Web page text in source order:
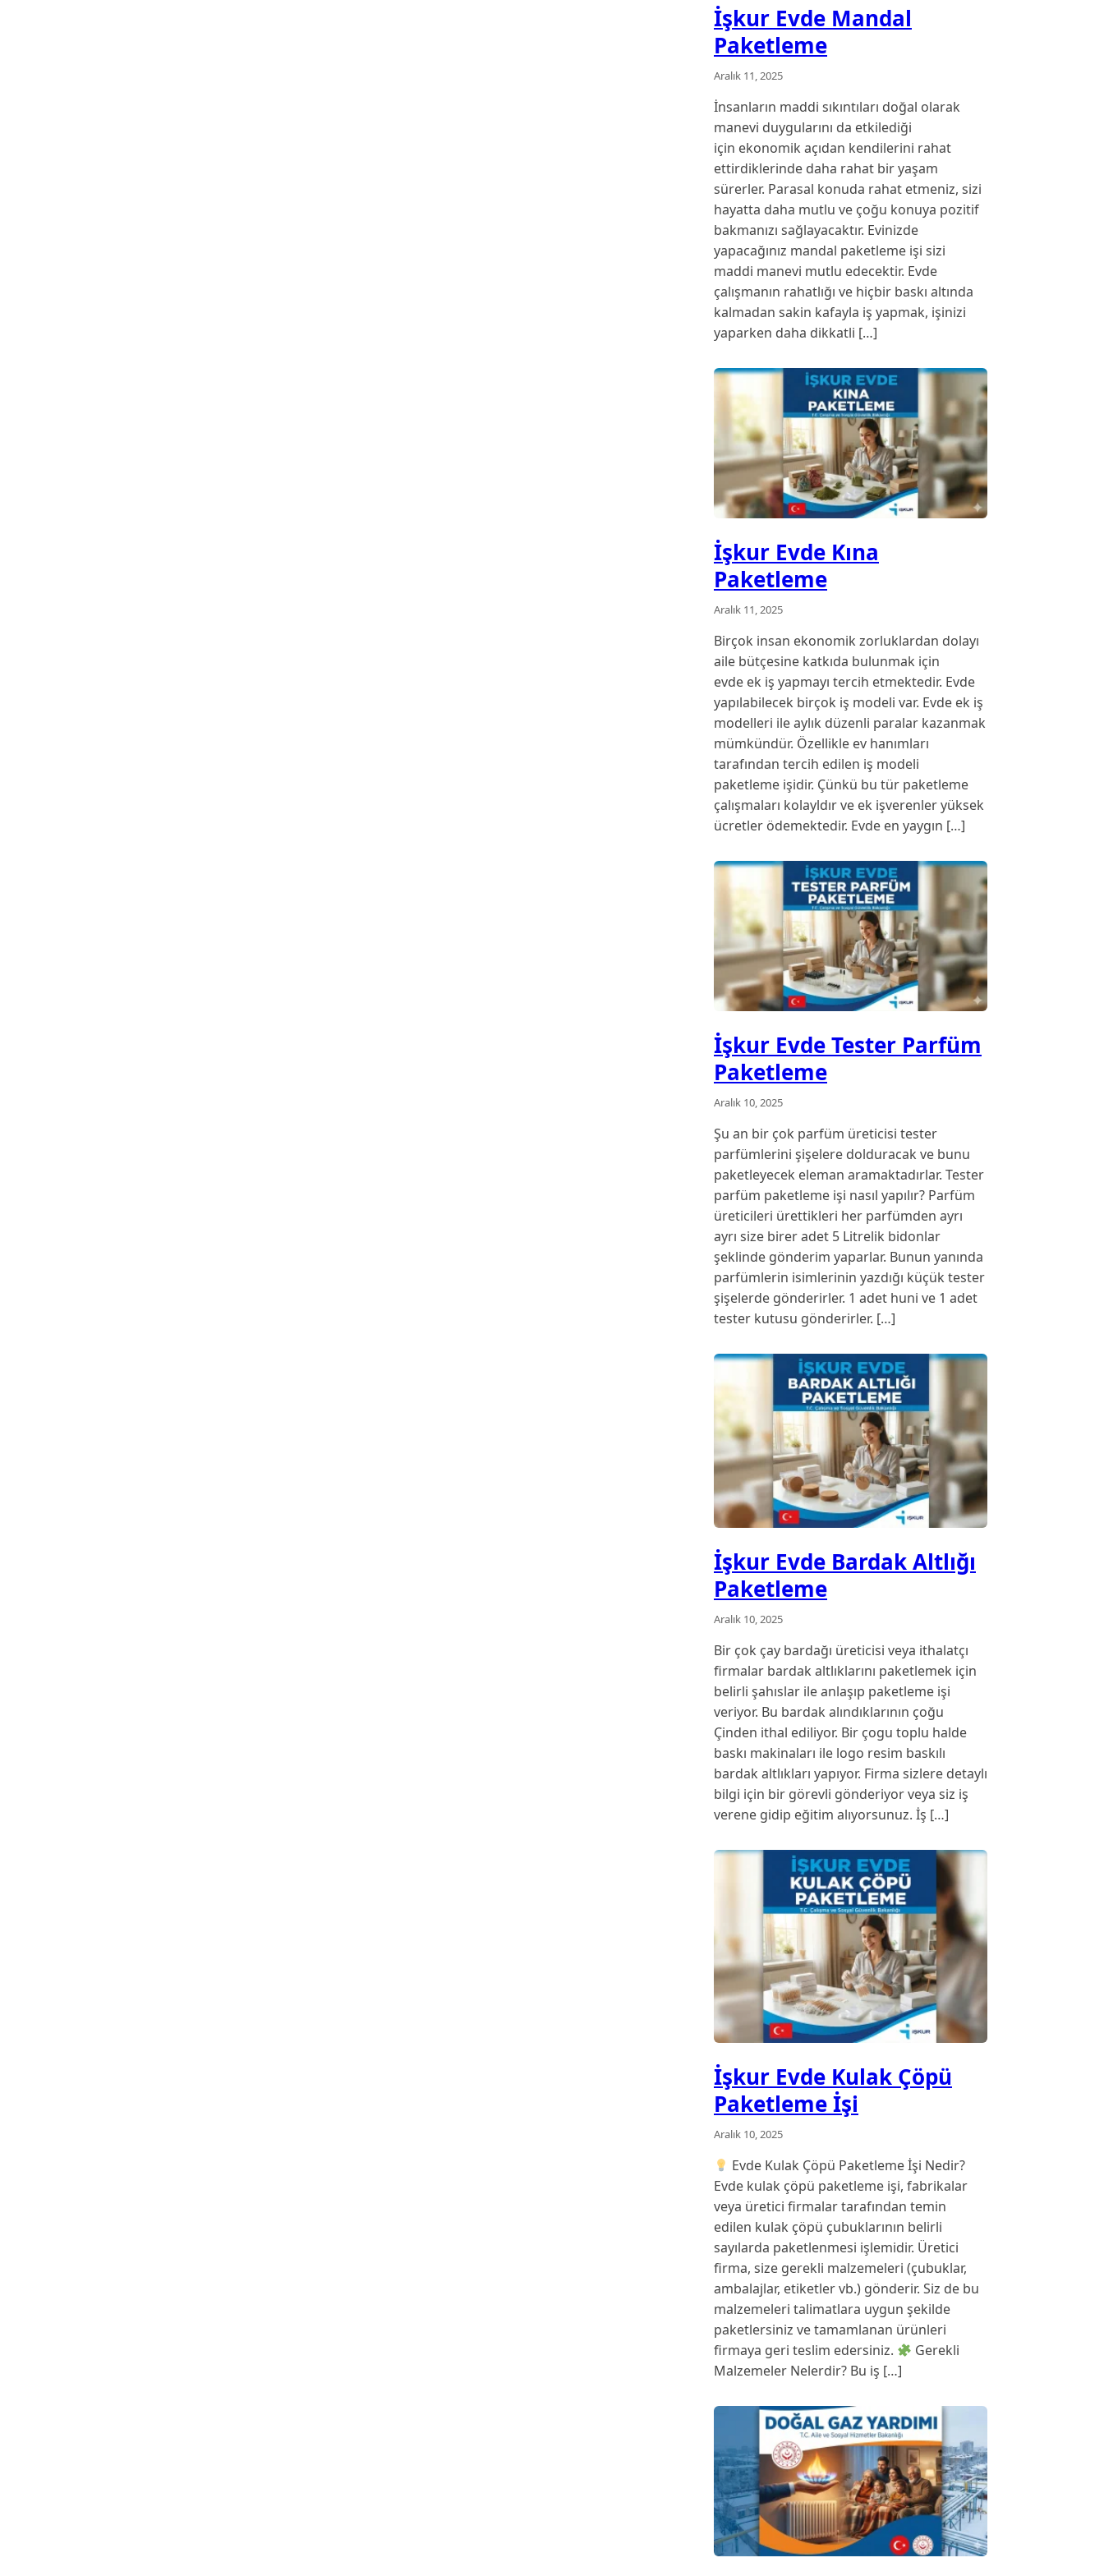
İşkur Evde Mandal
Paketleme
Aralık 11, 2025
İnsanların maddi sıkıntıları doğal olarak
manevi duygularını da etkilediği
için ekonomik açıdan kendilerini rahat
ettirdiklerinde daha rahat bir yaşam
sürerler. Parasal konuda rahat etmeniz, sizi
hayatta daha mutlu ve çoğu konuya pozitif
bakmanızı sağlayacaktır. Evinizde
yapacağınız mandal paketleme işi sizi
maddi manevi mutlu edecektir. Evde
çalışmanın rahatlığı ve hiçbir baskı altında
kalmadan sakin kafayla iş yapmak, işinizi
yaparken daha dikkatli […]
İşkur Evde Kına
Paketleme
Aralık 11, 2025
Birçok insan ekonomik zorluklardan dolayı
aile bütçesine katkıda bulunmak için
evde ek iş yapmayı tercih etmektedir. Evde
yapılabilecek birçok iş modeli var. Evde ek iş
modelleri ile aylık düzenli paralar kazanmak
mümkündür. Özellikle ev hanımları
tarafından tercih edilen iş modeli
paketleme işidir. Çünkü bu tür paketleme
çalışmaları kolayldır ve ek işverenler yüksek
ücretler ödemektedir. Evde en yaygın […]
İşkur Evde Tester Parfüm
Paketleme
Aralık 10, 2025
Şu an bir çok parfüm üreticisi tester
parfümlerini şişelere dolduracak ve bunu
paketleyecek eleman aramaktadırlar. Tester
parfüm paketleme işi nasıl yapılır? Parfüm
üreticileri ürettikleri her parfümden ayrı
ayrı size birer adet 5 Litrelik bidonlar
şeklinde gönderim yaparlar. Bunun yanında
parfümlerin isimlerinin yazdığı küçük tester
şişelerde gönderirler. 1 adet huni ve 1 adet
tester kutusu gönderirler. […]
İşkur Evde Bardak Altlığı
Paketleme
Aralık 10, 2025
Bir çok çay bardağı üreticisi veya ithalatçı
firmalar bardak altlıklarını paketlemek için
belirli şahıslar ile anlaşıp paketleme işi
veriyor. Bu bardak alındıklarının çoğu
Çinden ithal ediliyor. Bir çogu toplu halde
baskı makinaları ile logo resim baskılı
bardak altlıkları yapıyor. Firma sizlere detaylı
bilgi için bir görevli gönderiyor veya siz iş
verene gidip eğitim alıyorsunuz. İş […]
İşkur Evde Kulak Çöpü
Paketleme İşi
Aralık 10, 2025
Evde Kulak Çöpü Paketleme İşi Nedir?
Evde kulak çöpü paketleme işi, fabrikalar
veya üretici firmalar tarafından temin
edilen kulak çöpü çubuklarının belirli
sayılarda paketlenmesi işlemidir. Üretici
firma, size gerekli malzemeleri (çubuklar,
ambalajlar, etiketler vb.) gönderir. Siz de bu
malzemeleri talimatlara uygun şekilde
paketlersiniz ve tamamlanan ürünleri
firmaya geri teslim edersiniz.
Gerekli
Malzemeler Nelerdir? Bu iş […]